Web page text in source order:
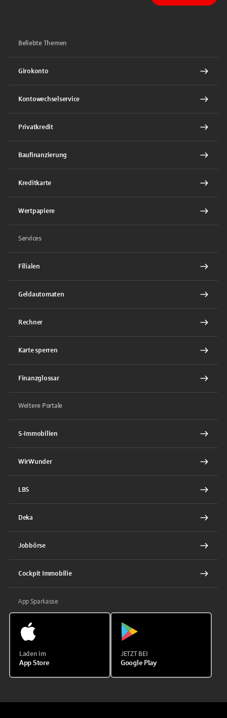
Beliebte Themen
Girokonto
Kontowechselservice
Privatkredit
Baufinanzierung
Kreditkarte
Wertpapiere
Services
Filialen
Geldautomaten
Rechner
Karte sperren
Finanzglossar
Weitere Portale
S-Immobilien
WirWunder
LBS
Deka
Jobbörse
Cockpit Immobilie
App Sparkasse
Laden im
App Store
JETZT BEI
Google Play